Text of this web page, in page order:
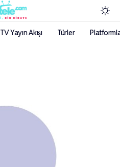
TV Yayın Akışı Türler